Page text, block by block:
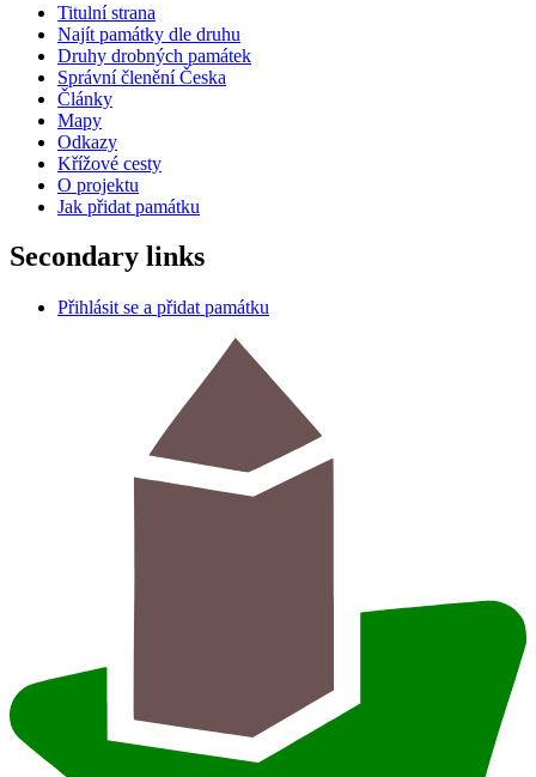
Titulní strana
Najít památky dle druhu
Druhy drobných památek
Správní členění Česka
Články
Mapy
Odkazy
Křížové cesty
O projektu
Jak přidat památku
Secondary links
Přihlásit se a přidat památku